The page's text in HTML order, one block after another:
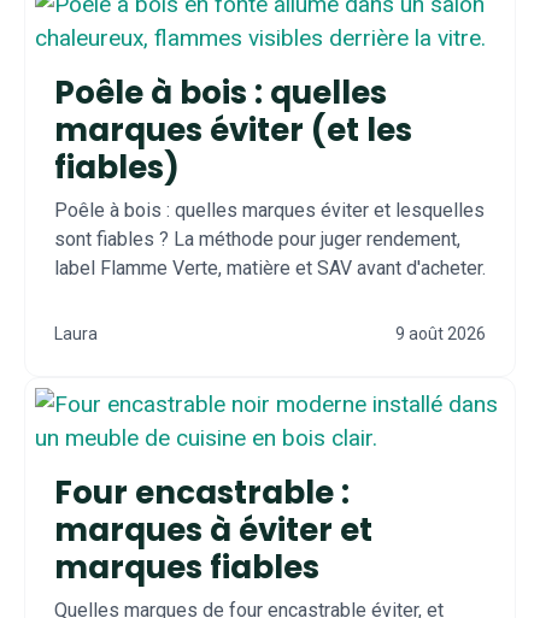
Poêle à bois : quelles
marques éviter (et les
fiables)
Poêle à bois : quelles marques éviter et lesquelles
sont fiables ? La méthode pour juger rendement,
label Flamme Verte, matière et SAV avant d'acheter.
Laura 9 août 2026
Four encastrable :
marques à éviter et
marques fiables
Quelles marques de four encastrable éviter, et